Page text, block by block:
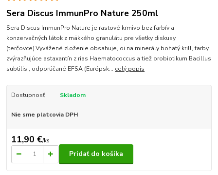
Sera Discus ImmunPro Nature 250ml
Sera Discus ImmunPro Nature je rastové krmivo bez farbív a
konzervačných látok z mäkkého granulátu pre všetky diskusy
(terčovce).Vyvážené zloženie obsahuje, oi na minerály bohatý krill, farby
zvýrazňujúce astaxantín z rias Haematococcus a tiež probiotikum Bacillus
subtilis , odporúčané EFSA (Európsk... celý popis
Dostupnosť Skladom
Nie sme platcovia DPH
11,90 €/ks
Pridať do košíka